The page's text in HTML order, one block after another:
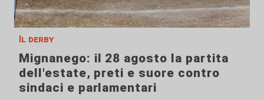
Il derby
Mignanego: il 28 agosto la partita
dell'estate, preti e suore contro
sindaci e parlamentari